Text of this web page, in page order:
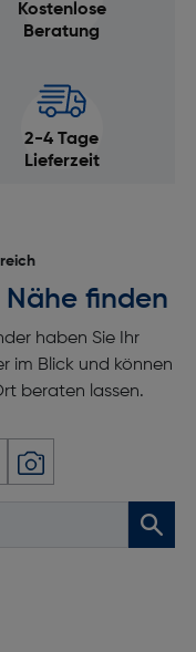
Kostenlose
Beratung
2-4 Tage
Lieferzeit
Nähe finden
haben Sie Ihr
im Blick und können
beraten lassen.